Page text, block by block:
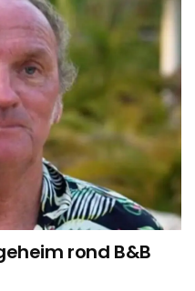
rond B&B